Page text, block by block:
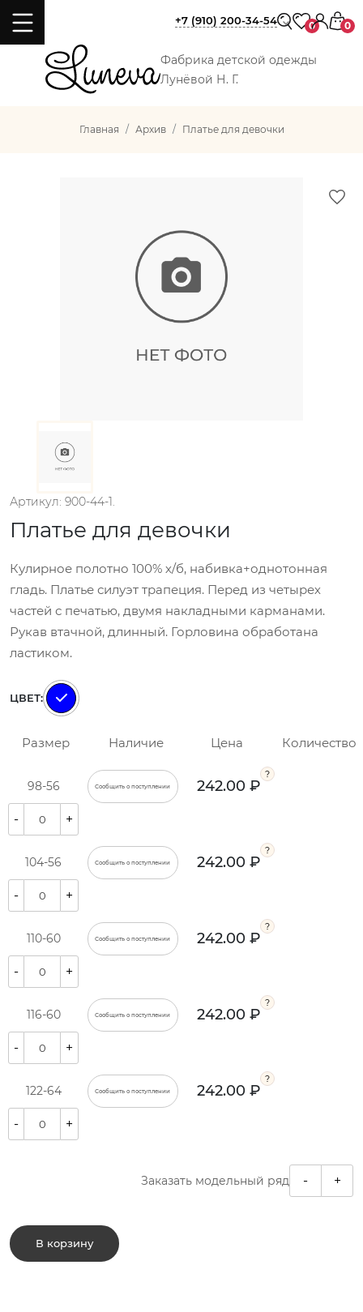
Фабрика детской одежды
Лунёвой Н. Г.
+7 (910) 200-34-54 0 0
Главная Архив Платье для девочки
Артикул: 900-44-1.
Платье для девочки
Кулирное полотно 100% х/б, набивка+однотонная
гладь. Платье силуэт трапеция. Перед из четырех
частей с печатью, двумя накладными карманами.
Рукав втачной, длинный. Горловина обработана
ластиком.
ЦВЕТ:
Размер Наличие Цена Количество
98-56 Сообщить о поступлении 242.00 ₽
- +
104-56 Сообщить о поступлении 242.00 ₽
- +
110-60 Сообщить о поступлении 242.00 ₽
- +
116-60 Сообщить о поступлении 242.00 ₽
- +
122-64 Сообщить о поступлении 242.00 ₽
- +
Заказать модельный ряд - +
В корзину